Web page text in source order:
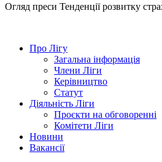
Огляд преси Тенденції розвитку
Про Лігу
Загальна інформація
Члени Ліги
Керівництво
Статут
Діяльність Ліги
Проєкти на обговоренні
Комітети Ліги
Новини
Вакансії